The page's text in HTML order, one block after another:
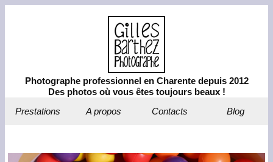
Photographe professionnel en Charente depuis 2012
Des photos où vous êtes toujours beaux !
Prestations
A propos Contacts Blog